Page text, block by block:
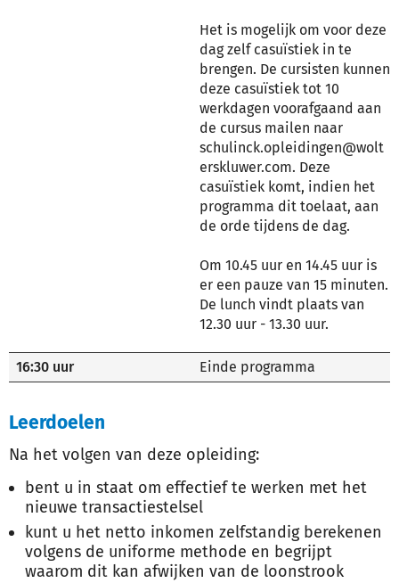
Het is mogelijk om voor deze
dag zelf casuïstiek in te
brengen. De cursisten kunnen
deze casuïstiek tot 10
werkdagen voorafgaand aan
de cursus mailen naar
schulinck.opleidingen@wolt
erskluwer.com. Deze
casuïstiek komt, indien het
programma dit toelaat, aan
de orde tijdens de dag.
Om 10.45 uur en 14.45 uur is
er een pauze van 15 minuten.
De lunch vindt plaats van
12.30 uur - 13.30 uur.
16:30 uur Einde programma
Leerdoelen
Na het volgen van deze opleiding:
bent u in staat om effectief te werken met het
nieuwe transactiestelsel
kunt u het netto inkomen zelfstandig berekenen
volgens de uniforme methode en begrijpt
waarom dit kan afwijken van de loonstrook